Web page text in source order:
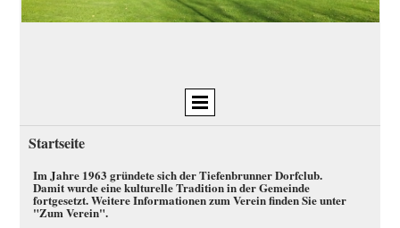
Startseite
Im Jahre 1963 gründete sich der Tiefenbrunner Dorfclub.
Damit wurde eine kulturelle Tradition in der Gemeinde
fortgesetzt. Weitere Informationen zum Verein finden Sie unter
"Zum Verein".